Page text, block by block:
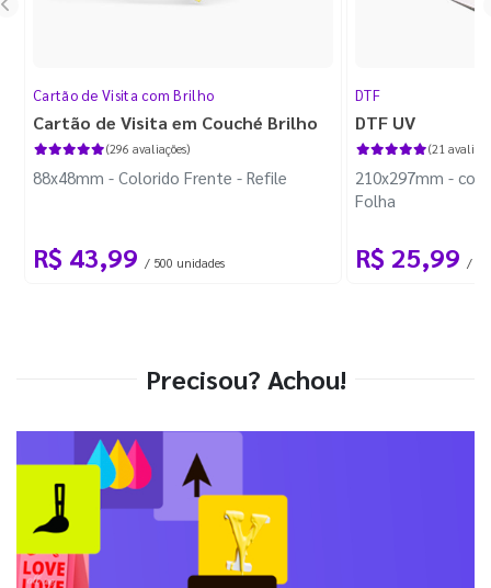
Cartão de Visita com Brilho
Cartão de Visita em Couché Brilho
(296 avaliações)
88x48mm - Colorido Frente - Refile
R$ 43,99 / 500 unidades
DTF
DTF UV
(21
210x297mm -
Folha
R$ 25,99 / 1
Precisou? Achou!